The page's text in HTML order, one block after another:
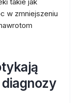
w zmniejszeniu